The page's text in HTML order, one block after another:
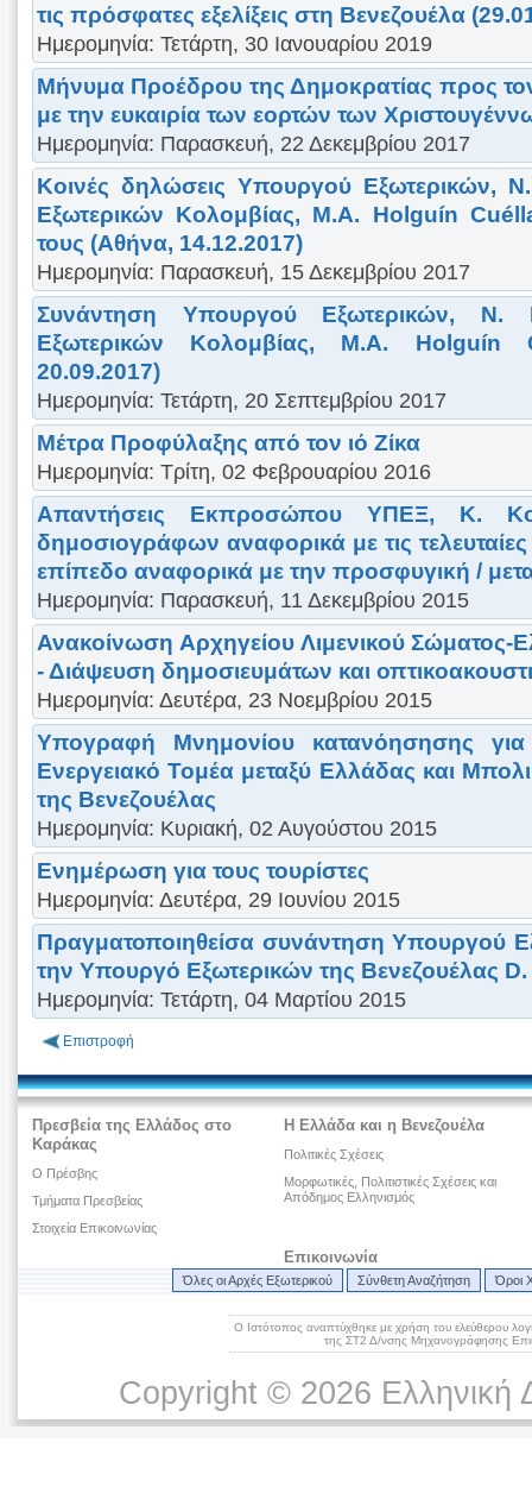
τις πρόσφατες εξελίξεις στη Βενεζουέλα
Ημερομηνία: Τετάρτη, 30 Ιανουαρίου 2019
Μήνυμα Προέδρου της Δημοκρατίας προς
με την ευκαιρία των εορτών των
Ημερομηνία: Παρασκευή, 22 Δεκεμβρίου 2017
Κοινές δηλώσεις Υπουργού Εξωτερικών,
Εξωτερικών Κολομβίας, Μ.Α. Holguín
τους (Αθήνα, 14.12.2017)
Ημερομηνία: Παρασκευή, 15 Δεκεμβρίου 2017
Συνάντηση Υπουργού Εξωτερικών, Ν.
Εξωτερικών Κολομβίας, Μ.Α. Holguín
20.09.2017)
Ημερομηνία: Τετάρτη, 20 Σεπτεμβρίου 2017
Μέτρα Προφύλαξης από τον ιό Ζίκα
Ημερομηνία: Τρίτη, 02 Φεβρουαρίου 2016
Απαντήσεις Εκπροσώπου ΥΠΕΞ, Κ.
δημοσιογράφων αναφορικά με τις τελευταίες
επίπεδο αναφορικά με την προσφυγική /
Ημερομηνία: Παρασκευή, 11 Δεκεμβρίου 2015
Ανακοίνωση Αρχηγείου Λιμενικού Σώματος-
- Διάψευση δημοσιευμάτων και
Ημερομηνία: Δευτέρα, 23 Νοεμβρίου 2015
Υπογραφή Μνημονίου κατανόησησης
Ενεργειακό Τομέα μεταξύ Ελλάδας και
της Βενεζουέλας
Ημερομηνία: Κυριακή, 02 Αυγούστου 2015
Ενημέρωση για τους τουρίστες
Ημερομηνία: Δευτέρα, 29 Ιουνίου 2015
Πραγματοποιηθείσα συνάντηση Υπουργού
την Υπουργό Εξωτερικών της Βενεζουέλας
Ημερομηνία: Τετάρτη, 04 Μαρτίου 2015
Επιστροφή
Πρεσβεία της Ελλάδος στο
Καράκας
Ο Πρέσβης
Τμήματα Πρεσβείας
Στοιχεία Επικοινωνίας
Η Ελλάδα και η Βενεζουέλα
Πολιτικές Σχέσεις
Μορφωτικές, Πολιτιστικές Σχέσεις και
Απόδημος Ελληνισμός
Επικοινωνία
Όλες οι Αρχές Εξωτερικού Σύνθετη Αναζήτηση Όροι
Ο Ιστότοπος αναπτύχθηκε με χρήση του ελεύθερου
της ΣΤ2 Δ/νσης Μηχανογράφησης
Copyright © 2026